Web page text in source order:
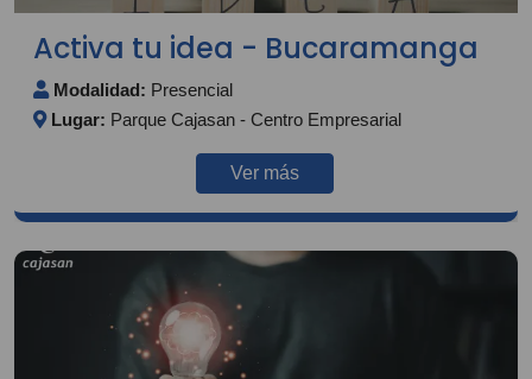
Activa tu idea - Bucaramanga
Modalidad: Presencial
Lugar: Parque Cajasan - Centro Empresarial
Ver más